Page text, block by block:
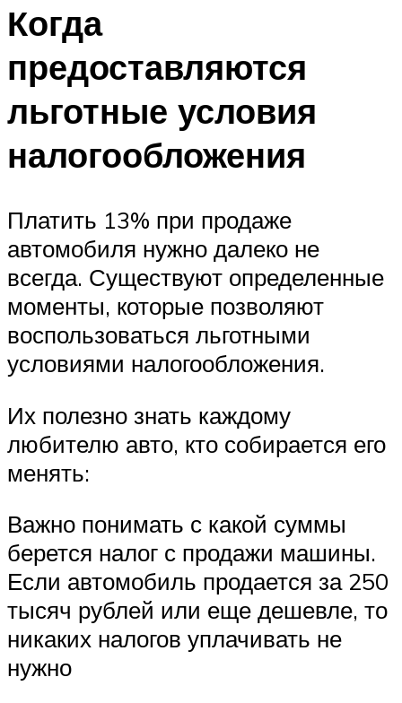
Когда
предоставляются
льготные условия
налогообложения
Платить 13% при продаже
автомобиля нужно далеко не
всегда. Существуют определенные
моменты, которые позволяют
воспользоваться льготными
условиями налогообложения.
Их полезно знать каждому
любителю авто, кто собирается его
менять:
Важно понимать с какой суммы
берется налог с продажи машины.
Если автомобиль продается за 250
тысяч рублей или еще дешевле, то
никаких налогов уплачивать не
нужно